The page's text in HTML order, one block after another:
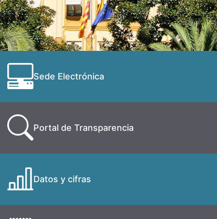
Sede Electrónica
Portal de Transparencia
Datos y cifras